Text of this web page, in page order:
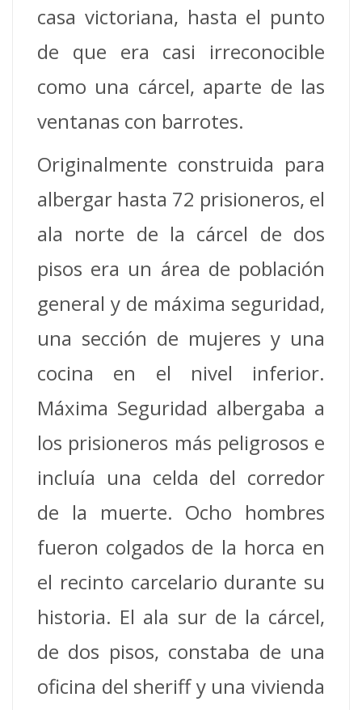
casa victoriana, hasta el punto
de que era casi irreconocible
como una cárcel, aparte de las
ventanas con barrotes.
Originalmente construida para
albergar hasta 72 prisioneros, el
ala norte de la cárcel de dos
pisos era un área de población
general y de máxima seguridad,
una sección de mujeres y una
cocina en el nivel inferior.
Máxima Seguridad albergaba a
los prisioneros más peligrosos e
incluía una celda del corredor
de la muerte. Ocho hombres
fueron colgados de la horca en
el recinto carcelario durante su
historia. El ala sur de la cárcel,
de dos pisos, constaba de una
oficina del sheriff y una vivienda